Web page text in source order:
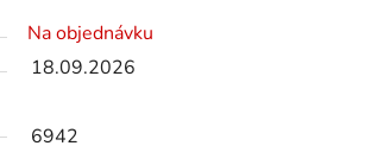
Na objednávku
18.09.2026
6942